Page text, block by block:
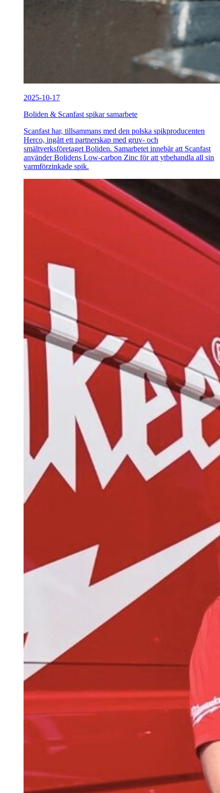
2025-10-17
Boliden & Scanfast spikar samarbete
Scanfast har, tillsammans med den polska spikproducenten
Herco, ingått ett partnerskap med gruv- och
smältverksföretaget Boliden. Samarbetet innebär att Scanfast
använder Bolidens Low-carbon Zinc för att ytbehandla all sin
varmförzinkade spik.